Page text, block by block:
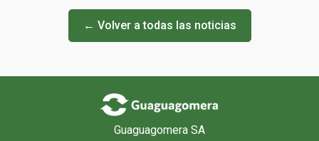
← Volver a todas las noticias
Guaguagomera SA